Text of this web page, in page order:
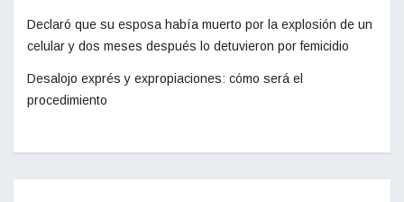
Declaró que su esposa había muerto por la explosión de un
celular y dos meses después lo detuvieron por femicidio
Desalojo exprés y expropiaciones: cómo será el
procedimiento